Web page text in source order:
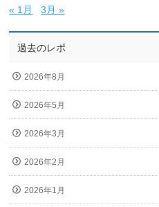
« 1月
3月 »
過去のレポ
2026年8月
2026年5月
2026年3月
2026年2月
2026年1月